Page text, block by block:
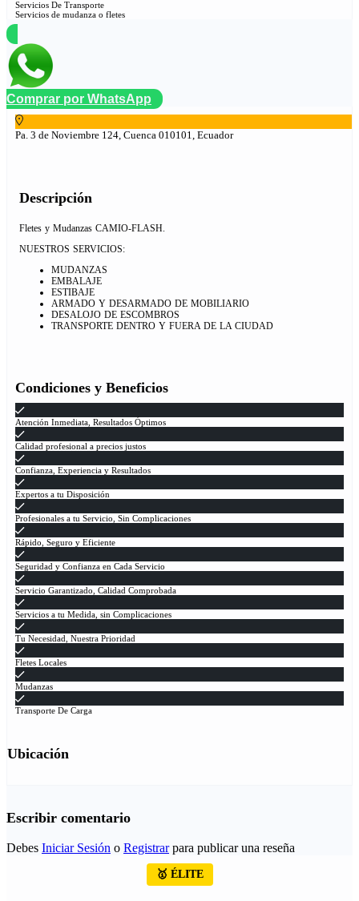
Servicios De Transporte
Servicios de mudanza o fletes
Comprar por WhatsApp
Pa. 3 de Noviembre 124, Cuenca 010101, Ecuador
Descripción
Fletes y Mudanzas CAMIO-FLASH.
NUESTROS SERVICIOS:
MUDANZAS
EMBALAJE
ESTIBAJE
ARMADO Y DESARMADO DE MOBILIARIO
DESALOJO DE ESCOMBROS
TRANSPORTE DENTRO Y FUERA DE LA CIUDAD
Condiciones y Beneficios
Atención Inmediata, Resultados Óptimos
Calidad profesional a precios justos
Confianza, Experiencia y Resultados
Expertos a tu Disposición
Profesionales a tu Servicio, Sin Complicaciones
Rápido, Seguro y Eficiente
Seguridad y Confianza en Cada Servicio
Servicio Garantizado, Calidad Comprobada
Servicios a tu Medida, sin Complicaciones
Tu Necesidad, Nuestra Prioridad
Fletes Locales
Mudanzas
Transporte De Carga
Ubicación
Escribir comentario
Debes Iniciar Sesión o Registrarpara publicar una reseña
🥇 ÉLITE